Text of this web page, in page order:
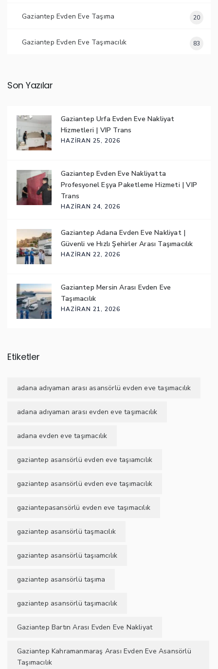
Gaziantep Evden Eve Taşıma 20
Gaziantep Evden Eve Taşımacılık 83
Son Yazılar
Gaziantep Urfa Evden Eve Nakliyat
Hizmetleri | VIP Trans
HAZIRAN 25, 2026
Gaziantep Evden Eve Nakliyatta
Profesyonel Eşya Paketleme Hizmeti | VIP
Trans
HAZIRAN 24, 2026
Gaziantep Adana Evden Eve Nakliyat |
Güvenli ve Hızlı Şehirler Arası Taşımacılık
HAZIRAN 22, 2026
Gaziantep Mersin Arası Evden Eve
Taşımacılık
HAZIRAN 21, 2026
Etiketler
adana adıyaman arası asansörlü evden eve taşımacılık
adana adıyaman arası evden eve taşımacılık
adana evden eve taşımacılık
gaziantep asansörlü evden eve taşıamcılık
gaziantep asansörlü evden eve taşımacılık
gaziantepasansörlü evden eve taşımacılık
gaziantep asansörlü taşmacılık
gaziantep asansörlü taşıamcılık
gaziantep asansörlü taşıma
gaziantep asansörlü taşımacılık
Gaziantep Bartın Arası Evden Eve Nakliyat
Gaziantep Kahramanmaraş Arası Evden Eve Asansörlü
Taşımacılık